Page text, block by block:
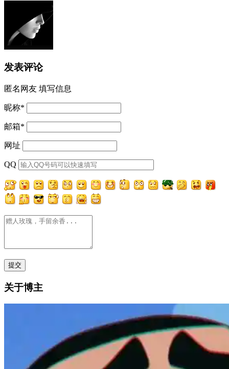
发表评论
匿名网友 填写信息
昵称*
邮箱*
网址
QQ
关于博主